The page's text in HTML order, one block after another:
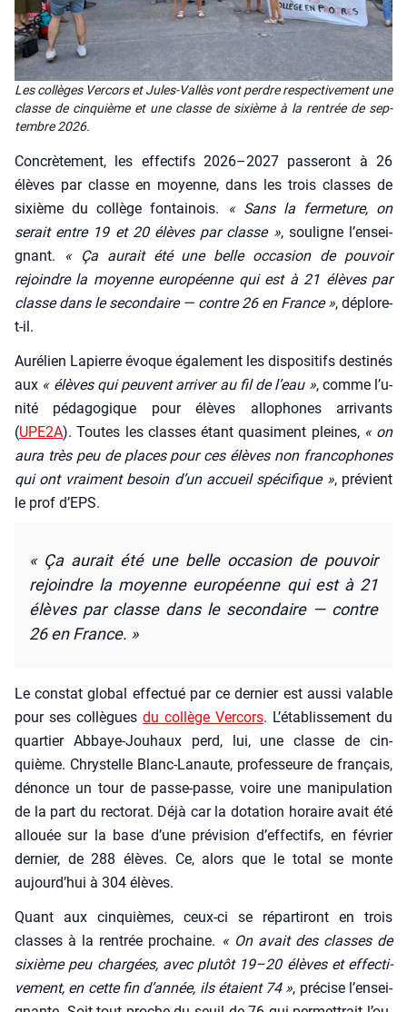
Les col­lèges Ver­cors et Jules-Val­lès vont perdre res­pec­ti­ve­ment une
classe de cin­quième et une classe de sixième à la ren­trée de sep­
tembre 2026.
Concrè­te­ment, les effec­tifs 2026–2027 pas­se­ront à 26
élèves par classe en moyenne, dans les trois classes de
sixième du col­lège fon­tai­nois.
« Sans la fer­me­ture, on
serait entre 19 et 20 élèves par classe », sou­ligne l’en­sei­
gnant.
« Ça aurait été une belle occa­sion de pou­voir
rejoindre la moyenne euro­péenne qui est à 21 élèves par
classe dans le secon­daire — contre 26 en France », déplore-
t-il.
Auré­lien Lapierre évoque éga­le­ment les dis­po­si­tifs des­ti­nés
aux « élèves qui peuvent arri­ver au fil de l’eau », comme l’u­
ni­té péda­go­gique pour élèves allo­phones arri­vants
(UPE2A). Toutes les classes étant qua­si­ment pleines, « on
aura très peu de places pour ces élèves non fran­co­phones
qui ont vrai­ment besoin d’un accueil spé­ci­fique », pré­vient
le prof d’EPS.
« Ça aurait été une belle occa­sion de pou­voir
rejoindre la moyenne euro­péenne qui est à 21
élèves par classe dans le secon­daire — contre
26 en France. »
Le constat glo­bal effec­tué par ce der­nier est aus­si valable
pour ses col­lègues du col­lège Ver­cors. L’é­ta­blis­se­ment du
quar­tier Abbaye-Jou­haux perd, lui, une classe de cin­
quième. Chrys­telle Blanc-Lanaute, pro­fes­seure de fran­çais,
dénonce un tour de passe-passe, voire une mani­pu­la­tion
de la part du rec­to­rat. Déjà car la dota­tion horaire avait été
allouée sur la base d’une pré­vi­sion d’ef­fec­tifs, en février
der­nier, de 288 élèves. Ce, alors que le total se monte
aujourd’­hui à 304 élèves.
Quant aux cin­quièmes, ceux-ci se répar­ti­ront en trois
classes à la ren­trée pro­chaine. « On avait des classes de
sixième peu char­gées, avec plu­tôt 19–20 élèves et effec­ti­
ve­ment, en cette fin d’an­née, ils étaient 74 », pré­cise l’en­sei­